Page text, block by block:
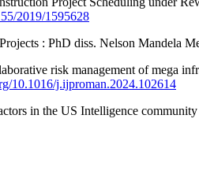
2019/1595628
: PhD diss. Nelson Mandela
risk management of mega
10.1016/j.ijproman.2024.102614
in the US Intelligence